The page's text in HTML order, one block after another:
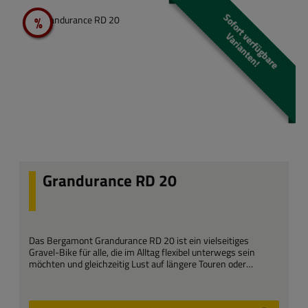
Rabatt
%
Grandurance RD 20
Das Bergamont Grandurance RD 20 ist ein vielseitiges
Gravel-Bike für alle, die im Alltag flexibel unterwegs sein
möchten und gleichzeitig Lust auf längere Touren oder
Abenteuer abseits befestigter Straßen haben. Es verbindet
und richtet sich an Pendler, Tourenfahrer und Entdecker
S
o
f
o
r
t
v
e
r
f
ü
g
b
a
r
e
V
a
r
i
a
n
t
e
n
!